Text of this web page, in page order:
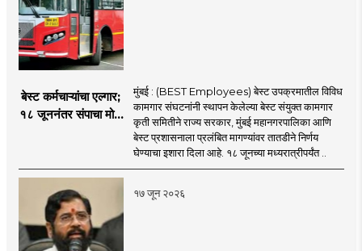
बेस्ट कर्मचाऱ्यांचा एल्गार;
१८ जूननंतर संपाचा मोठा
मुंबई : (BEST Employees) बेस्ट उपक्रमातील विविध
कामगार संघटनांनी स्थापन केलेल्या बेस्ट संयुक्त कामगार
कृती समितीने राज्य सरकार, मुंबई महानगरपालिका आणि
बेस्ट प्रशासनाला प्रलंबित मागण्यांवर तातडीने निर्णय
घेण्याचा इशारा दिला आहे. १८ जूनच्या मध्यरात्रीपर्यंत ..
१७ जून २०२६